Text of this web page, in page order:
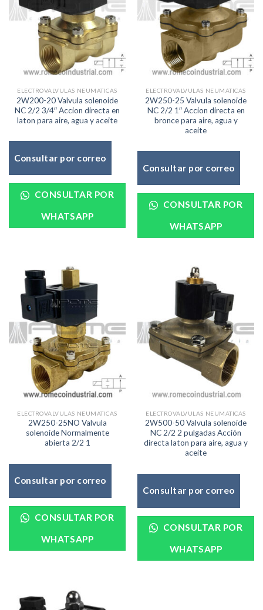
ELECTROVALVULAS NEUMATICAS
2W200-20 Valvula solenoide
NC 2/2 3/4″ Accion directa en
laton para aire, agua y aceite
Consultar por correo
CONSULTAR POR
WHATSAPP
ELECTROVALVULAS NEUMATICAS
2W250-25 Valvula solenoide
NC 2/2 1″ Accion directa en
bronce para aire, agua y
aceite
Consultar por correo
CONSULTAR POR
WHATSAPP
ELECTROVALVULAS NEUMATICAS
2W250-25NO Valvula
solenoide Normalmente
abierta 2/2 1
Consultar por correo
CONSULTAR POR
WHATSAPP
ELECTROVALVULAS NEUMATICAS
2W500-50 Valvula solenoide
NC 2/2 2 pulgadas Acción
directa laton para aire, agua y
aceite
Consultar por correo
CONSULTAR POR
WHATSAPP